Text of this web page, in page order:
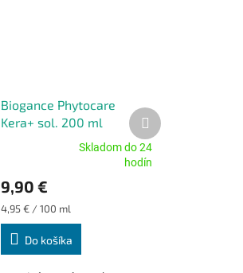
Biogance Phytocare
Kera+ sol. 200 ml
produktu
4,8
Skladom do 24
hodín
9,90 €
Jednotková
cena:
4,95 € / 100 ml
Do košíka
Ďalší
produkt